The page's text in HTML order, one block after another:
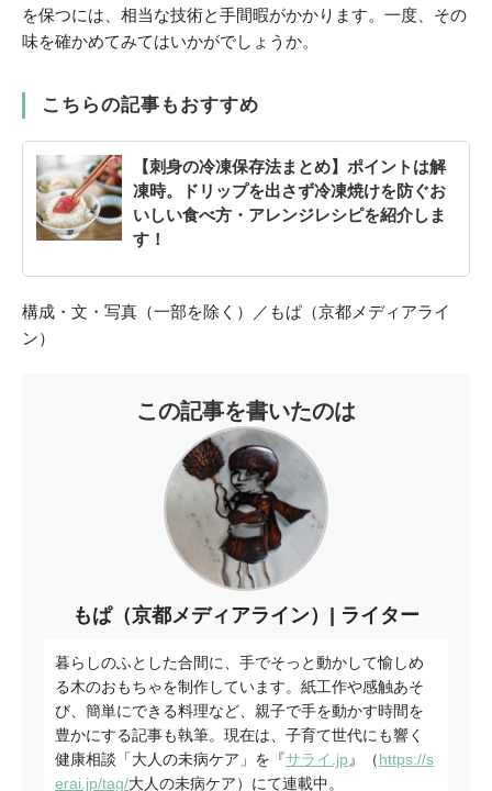
を保つには、相当な技術と手間暇がかかります。一度、その
味を確かめてみてはいかがでしょうか。
こちらの記事もおすすめ
【刺身の冷凍保存法まとめ】ポイントは解
凍時。ドリップを出さず冷凍焼けを防ぐお
いしい食べ方・アレンジレシピを紹介しま
す！
構成・文・写真（一部を除く）／もぱ（京都メディアライ
ン）
この記事を書いたのは
もぱ（京都メディアライン） ライター
暮らしのふとした合間に、手でそっと動かして愉しめ
る木のおもちゃを制作しています。紙工作や感触あそ
び、簡単にできる料理など、親子で手を動かす時間を
豊かにする記事も執筆。現在は、子育て世代にも響く
健康相談「大人の未病ケア」を『サライ.jp 』（https://s
erai.jp/tag/大人の未病ケア）にて連載中。